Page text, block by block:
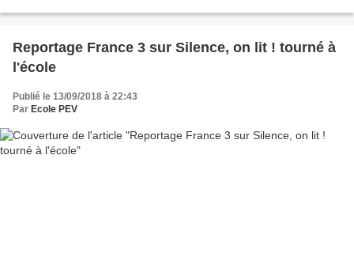
Reportage France 3 sur Silence, on lit ! tourné à
l'école
Publié le 13/09/2018 à 22:43
Par Ecole PEV